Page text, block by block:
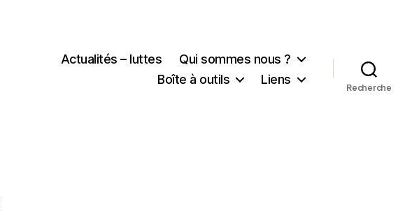
Actualités – luttes
Qui sommes nous ?
Boîte à outils
Liens
Recherche